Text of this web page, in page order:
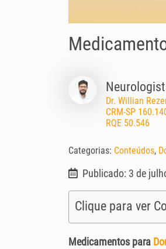
Dr. Willian
CRM-SP
RQE 50.546
Categorias: Conteúdos,
Publicado: 3 de
Clique para ver
Medicamentos para